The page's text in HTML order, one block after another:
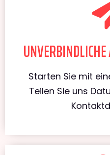
Starten Sie mit
Teilen Sie uns